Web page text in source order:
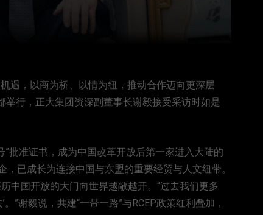
遇，以商为桥、以情为纽，推动合作迈向更深层
举行，正大集团资深副董事长谢毅接受采访时如是
批准证书，成为中国改革开放后第一家进入大陆的
已成长为连接中国与东盟的重要经贸与人文纽带。
中国开放的大门向世界越敞越开。“过去我们更多
”谢毅说，共建“一带一路”与RCEP政策红利叠加，